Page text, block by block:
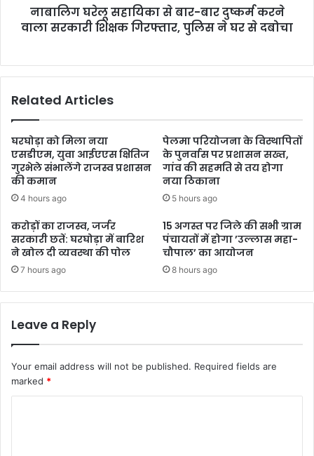
नाबालिग घरेलू सहायिका से बार-बार दुष्कर्म करने
वाला सरकारी शिक्षक गिरफ्तार, पुलिस ने घर से दबोचा
Related Articles
घरघोड़ा को मिला नया
एसडीएम, युवा आईएएस क्षितिज
गुरभेले संभालेंगे राजस्व प्रशासन
की कमान
4 hours ago
पेलमा परियोजना के विस्थापितों
के पुनर्वास पर प्रशासन सख्त,
गांव की सहमति से तय होगा
नया ठिकाना
5 hours ago
करोड़ों का राजस्व, जर्जर
सरकारी छतें: घरघोड़ा में बारिश
ने खोल दी व्यवस्था की पोल
7 hours ago
15 अगस्त पर जिले की सभी ग्राम
पंचायतों में होगा ’उल्लास महा-
चौपाल’ का आयोजन
8 hours ago
Leave a Reply
Your email address will not be published. Required fields are
marked *